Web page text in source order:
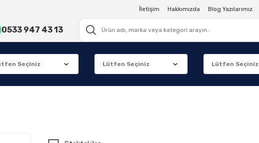
İletişim Hakkımızda Blog Yazılarımız
0533 947 43 13